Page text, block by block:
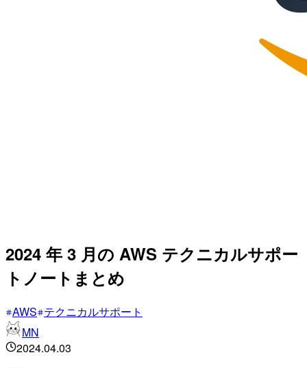
2024 年 3 月の AWS テクニカルサポー
トノートまとめ
AWS テクニカルサポート
MN
2024.04.03